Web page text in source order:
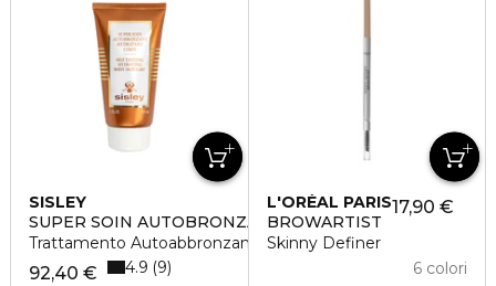
SISLEY
SUPER SOIN AUTOBRONZANT HYDRATANT CORPS
Trattamento Autoabbronzante Idratante Corpo
92,40 €
4.9 9
L'ORÉAL PARIS
BROWARTIST
Skinny Definer
17,90 €
6 colori